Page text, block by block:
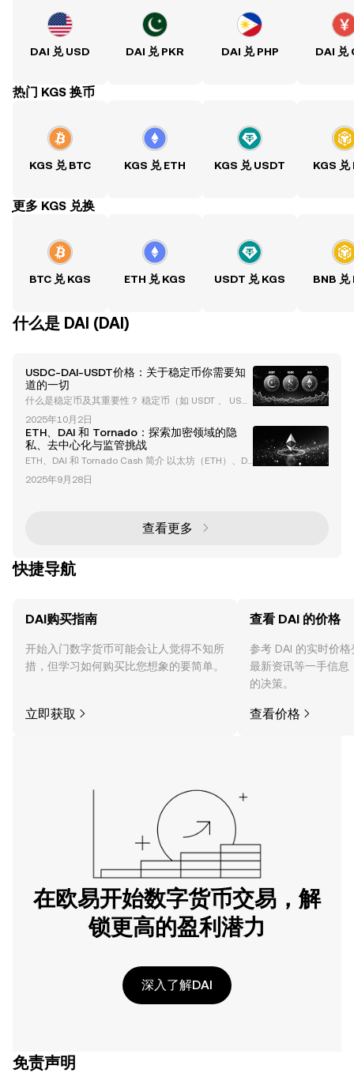
DAI 兑 USD DAI 兑 PKR DAI 兑 PHP DAI 兑
热门 KGS 换币
KGS 兑 BTC KGS 兑 ETH KGS 兑 USDT KGS 兑
ִִִִִִִִִִִִִִִִִִִִִִִִִִִִִִִִִִִִִִִִִִִִִִִִ更多 KGS 兑换
BTC 兑 KGS ETH 兑 KGS USDT 兑 KGS BNB 兑
什么是 DAI (DAI)
USDC-DAI-USDT价格：关于稳定币你需要知
道的一切
什么是稳定币及其重要性？ 稳定币（如 USDT 、 USD
C 和 DAI ）是一类专门设计用于保持价值稳定的加密
货币。与比特币或以太坊等波动性较大的加密货币不
同，稳定币与法定货币（如美元）或其他资产挂钩。这
种稳定性使其成为加密货币生态系统的基石，提供了可
靠的交换媒介、价值储存手段以及对市场波动的对冲工
具。 稳定币的关键特性 挂钩价值 ：稳定币旨在与其基
2025年10月2日
ETH、DAI 和 Tornado：探索加密领域的隐
私、去中心化与监管挑战
ETH、DAI 和 Tornado Cash 简介 以太坊（ETH）、D
AI 和 Tornado Cash 是去中心化金融（DeFi）生态系
统中的关键组成部分，各自承担着独特的功能。ETH
动的市场中提供金融稳定性。Tornado Cash 是一个注
重隐私的协议，增强了加密交易的匿名性。这三者共同
2025年9月28日
查看更多
快捷导航
DAI购买指南
开始入门数字货币可能会让人觉得不知所
措，但学习如何购买比您想象的要简单。
立即获取
查看 DAI 的价格
参考 DAI 的实时价
最新资讯等一手信息
的决策。
查看价格
在欧易开始数字货币交易，解
锁更高的盈利潜力
深入了解DAI
免责声明